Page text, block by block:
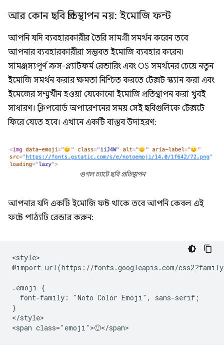
আর কোন ছবি প্রতিস্থাপন নয়: ইমোজি ফন্ট
আপনি যদি ব্যবহারকারীর তৈরি সামগ্রী সমর্থন করেন তবে
আপনার ব্যবহারকারীরা সম্ভবত ইমোজি ব্যবহার করেন।
সামঞ্জস্যপূর্ণ ক্রস-প্ল্যাটফর্ম রেন্ডারিং এবং OS সমর্থনের চেয়ে নতুন
ইমোজি সমর্থন করার ক্ষমতা নিশ্চিত করতে টেক্সট স্ক্যান করা এবং
ইমেজের সম্মুখীন হওয়া যেকোনো ইমোজি প্রতিস্থাপন করা খুবই
সাধারণ। ক্লিপবোর্ড অপারেশনের সময় সেই ছবিগুলিকে টেক্সটে
ফিরে যেতে হবে। এখানে একটি বাস্তব উদাহরণ:
গুগল চ্যাটে ছবি প্রতিস্থাপন
আপনার যদি একটি ইমোজি ফন্ট থাকে তবে আপনি কেবল এই
ফন্টে পাঠ্যটি রেন্ডার করুন:
<style>
@import url(https://fonts.googleapis.com/
.emoji {
  font-family: "Noto Color Emoji", sans-serif;
}
</style>